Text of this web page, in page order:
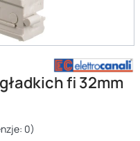
fi 32mm
0)